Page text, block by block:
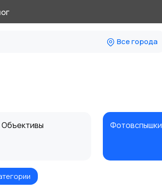
Все города
Объективы Фотовспышки
Цифровые